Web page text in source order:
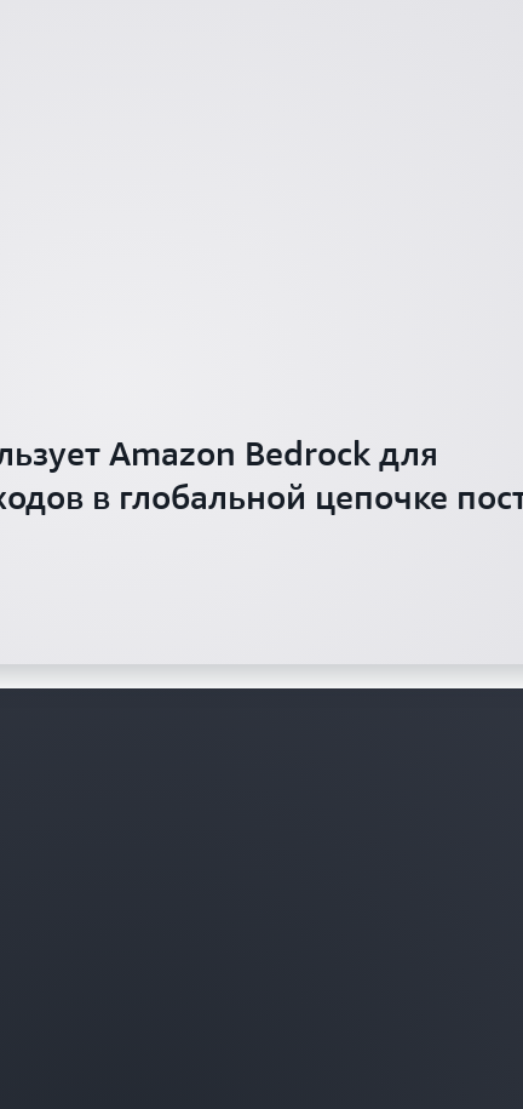
Amazon Bedrock для
в глобальной цепочке